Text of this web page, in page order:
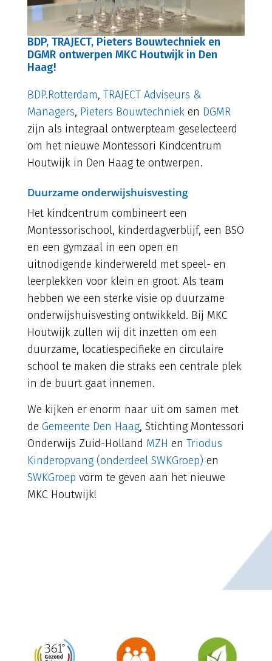
BDP, TRAJECT, Pieters Bouwtechniek en
DGMR ontwerpen MKC Houtwijk in Den
Haag!
BDP.Rotterdam, TRAJECT Adviseurs &
Managers, Pieters Bouwtechniek en DGMR
zijn als integraal ontwerpteam geselecteerd
om het nieuwe Montessori Kindcentrum
Houtwijk in Den Haag te ontwerpen.
Duurzame onderwijshuisvesting
Het kindcentrum combineert een
Montessorischool, kinderdagverblijf, een BSO
en een gymzaal in een open en
uitnodigende kinderwereld met speel- en
leerplekken voor klein en groot. Als team
hebben we een sterke visie op duurzame
onderwijshuisvesting ontwikkeld. Bij MKC
Houtwijk zullen wij dit inzetten om een
duurzame, locatiespecifieke en circulaire
school te maken die straks een centrale plek
in de buurt gaat innemen.
We kijken er enorm naar uit om samen met
de Gemeente Den Haag, Stichting Montessori
Onderwijs Zuid-Holland MZH en Triodus
Kinderopvang (onderdeel SWKGroep) en
SWKGroep vorm te geven aan het nieuwe
MKC Houtwijk!